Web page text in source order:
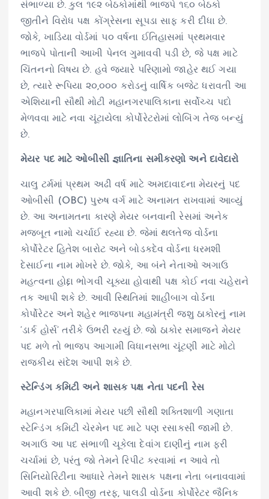
સંભાળ્યા છે. કુલ ૧૯૨ બેઠકોમાંથી ભાજપે ૧૬૦ બેઠકો
જીતીને વિરોધ પક્ષ કોંગ્રેસના સૂપડા સાફ કરી દીધા છે.
જોકે, ખાડિયા વોર્ડમાં ૫૦ વર્ષના ઈતિહાસમાં પ્રથમવાર
ભાજપે પોતાની આખી પેનલ ગુમાવવી પડી છે, જે પક્ષ માટે
ચિંતનનો વિષય છે. હવે જ્યારે પરિણામો જાહેર થઈ ગયા
છે, ત્યારે રૂપિયા ૨૦,૦૦૦ કરોડનું વાર્ષિક બજેટ ધરાવતી આ
એશિયાની સૌથી મોટી મહાનગરપાલિકાના સર્વોચ્ચ પદો
મેળવવા માટે નવા ચૂંટાયેલા કોર્પોરેટરોમાં લોબિંગ તેજ બન્યું
છે.
મેયર પદ માટે ઓબીસી જ્ઞાતિના સમીકરણો અને દાવેદારો
ચાલુ ટર્મમાં પ્રથમ અઢી વર્ષ માટે અમદાવાદના મેયરનું પદ
ઓબીસી (OBC) પુરુષ વર્ગ માટે અનામત રાખવામાં આવ્યું
છે. આ અનામતના કારણે મેયર બનવાની રેસમાં અનેક
મજબૂત નામો ચર્ચાઈ રહ્યા છે. જેમાં થલતેજ વોર્ડના
કોર્પોરેટર હિતેશ બારોટ અને બોડકદેવ વોર્ડના ધરમશી
દેસાઈના નામ મોખરે છે. જોકે, આ બંને નેતાઓ અગાઉ
મહત્વના હોદ્દા ભોગવી ચૂક્યા હોવાથી પક્ષ કોઈ નવા ચહેરાને
તક આપી શકે છે. આવી સ્થિતિમાં શાહીબાગ વોર્ડના
કોર્પોરેટર અને શહેર ભાજપના મહામંત્રી જશુ ઠાકોરનું નામ
‘ડાર્ક હોર્સ’ તરીકે ઉભરી રહ્યું છે. જો ઠાકોર સમાજને મેયર
પદ મળે તો ભાજપ આગામી વિધાનસભા ચૂંટણી માટે મોટો
રાજકીય સંદેશ આપી શકે છે.
સ્ટેન્ડિંગ કમિટી અને શાસક પક્ષ નેતા પદની રેસ
મહાનગરપાલિકામાં મેયર પછી સૌથી શક્તિશાળી ગણાતા
સ્ટેન્ડિંગ કમિટી ચેરમેન પદ માટે પણ રસાકસી જામી છે.
અગાઉ આ પદ સંભાળી ચૂકેલા દેવાંગ દાણીનું નામ ફરી
ચર્ચામાં છે, પરંતુ જો તેમને રિપીટ કરવામાં ન આવે તો
સિનિયોરિટીના આધારે તેમને શાસક પક્ષના નેતા બનાવવામાં
આવી શકે છે. બીજી તરફ, પાલડી વોર્ડના કોર્પોરેટર જૈનિક